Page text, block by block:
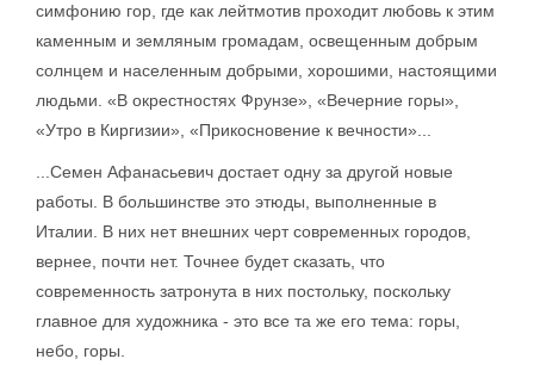
симфонию гор, где как лейтмотив проходит любовь к этим
каменным и земляным громадам, освещенным добрым
солнцем и населенным добрыми, хорошими, настоящими
людьми. «В окрестностях Фрунзе», «Вечерние горы»,
«Утро в Киргизии», «Прикосновение к вечности»...
...Семен Афанасьевич достает одну за другой новые
работы. В большинстве это этюды, выполненные в
Италии. В них нет внешних черт современных городов,
вернее, почти нет. Точнее будет сказать, что
современность затронута в них постольку, поскольку
главное для художника - это все та же его тема: горы,
небо, горы.